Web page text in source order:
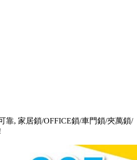
靠, 家居鎖/OFFICE鎖/車門鎖/夾萬鎖/